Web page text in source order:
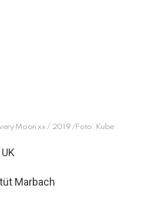
Moon xx / 2019 /Foto: Kube
Marbach